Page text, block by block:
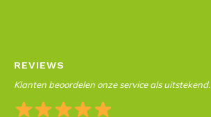
REVIEWS
Klanten beoordelen onze service als uitstekend.